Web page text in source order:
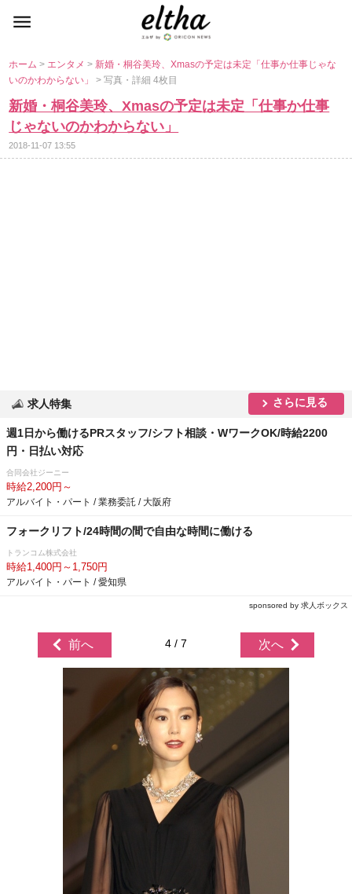
ホーム> エンタメ> 新婚・桐谷美玲、Xmasの予定は未定「仕事か仕事じゃな
いのかわからない」> 写真・詳細 4枚目
新婚・桐谷美玲、Xmasの予定は未定「仕事か仕事
じゃないのかわからない」
2018-11-07 13:55
求人特集 さらに見る
週1日から働けるPRスタッフ/シフト相談・WワークOK/時給2200
円・日払い対応
合同会社ジーニー
時給2,200円～
アルバイト・パート / 業務委託 / 大阪府
フォークリフト/24時間の間で自由な時間に働ける
トランコム株式会社
時給1,400円～1,750円
アルバイト・パート / 愛知県
sponsored by 求人ボックス
前へ 4 / 7 次へ